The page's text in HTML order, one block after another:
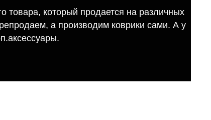
товара, который продается на различных
а производим коврики сами. А у